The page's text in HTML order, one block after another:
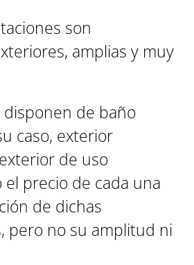
son
amplias y muy
disponen de baño
caso, exterior
de uso
el precio de cada una
de dichas
pero no su amplitud ni